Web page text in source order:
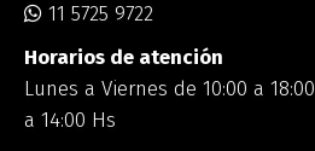
11 5725 9722
Horarios de atención
Lunes a Viernes de 10:00 a
a 14:00 Hs